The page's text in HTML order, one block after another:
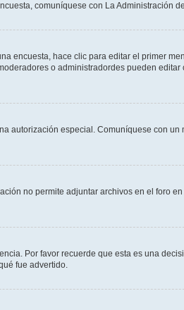
comuníquese con La Administración
encuesta, hace clic para editar el primer
o administradordes pueden
autorización especial. Comuníquese con
no permite adjuntar archivos en el foro
Por favor recuerde que esta es una
fue advertido.